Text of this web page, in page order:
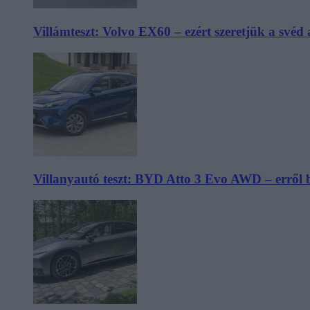
Villámteszt: Volvo EX60 – ezért szeretjük a svéd
Villanyautó teszt: BYD Atto 3 Evo AWD – erről